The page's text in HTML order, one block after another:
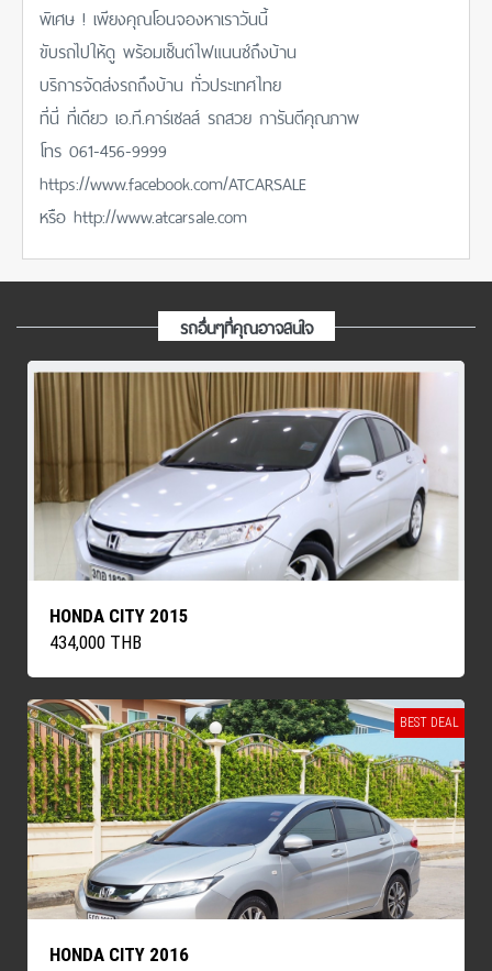
พิเศษ ! เพียงคุณโอนจองหาเราวันนี้
ขับรถไปให้ดู พร้อมเซ็นต์ไฟแนนซ์ถึงบ้าน
บริการจัดส่งรถถึงบ้าน ทั่วประเทศไทย
ที่นี่ ที่เดียว เอ.ที.คาร์เซลส์ รถสวย การันตีคุณภาพ
โทร 061-456-9999
https://www.facebook.com/ATCARSALE
หรือ http://www.atcarsale.com
รถอื่นๆที่คุณอาจสนใจ
HONDA CITY 2015
434,000 THB
BEST DEAL
HONDA CITY 2016